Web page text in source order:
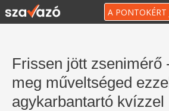
A PONTOKÉRT
Frissen jött zsenimérő
meg műveltséged
agykarbantartó kvízzel